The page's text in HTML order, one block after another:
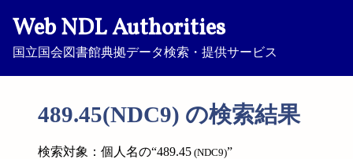
Web NDL Authorities
国立国会図書館典拠データ検索・提供サービス
489.45(NDC9) の検索結果
検索対象：個人名の“489.45 (NDC9)”